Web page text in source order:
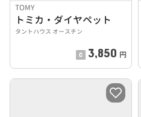
TOMY
トミカ・ダイヤペット
タントハウス オースチン
3,850 円